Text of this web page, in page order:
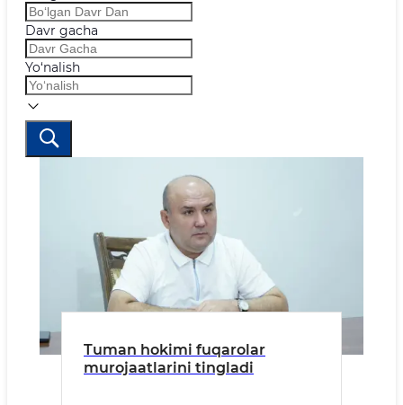
Davr gacha
Yo‘nalish
Tuman hokimi fuqarolar
murojaatlarini tingladi